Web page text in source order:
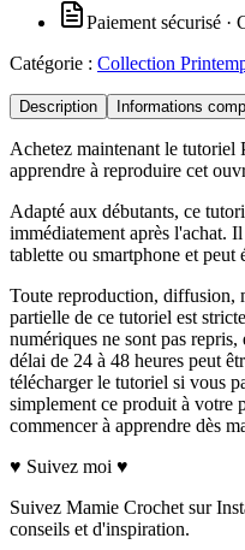
Paiement sécurisé ·
Catégorie : Collection
Description Informations
Achetez maintenant le
apprendre à reproduire cet
Adapté aux débutants, ce
immédiatement après l'achat.
tablette ou smartphone et peut
Toute reproduction, diffusion,
partielle de ce tutoriel est
numériques ne sont pas
délai de 24 à 48 heures peut
télécharger le tutoriel si vous
simplement ce produit à votre
commencer à apprendre dès
♥ Suivez moi ♥
Suivez Mamie Crochet sur
conseils et d'inspiration.